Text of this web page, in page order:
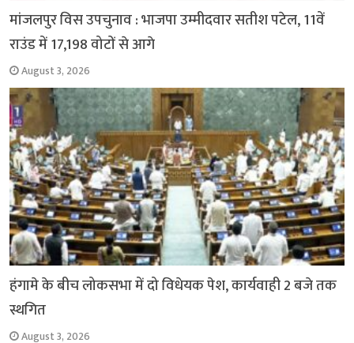
मांजलपुर विस उपचुनाव : भाजपा उम्मीदवार सतीश पटेल, 11वें
राउंड में 17,198 वोटों से आगे
August 3, 2026
हंगामे के बीच लोकसभा में दो विधेयक पेश, कार्यवाही 2 बजे तक
स्थगित
August 3, 2026